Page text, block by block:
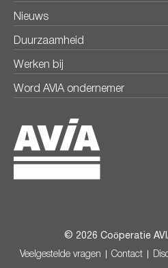
Nieuws
Duurzaamheid
Werken bij
Word AVIA ondernemer
© 2026 Coöperatie
Veelgestelde vragen Contact